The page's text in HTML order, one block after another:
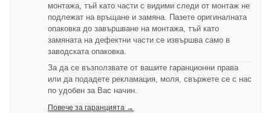
монтажа, тъй като части с видими следи от монтаж не
подлежат на връщане и замяна. Пазете оригиналната
опаковка до завършване на монтажа, тъй като
замяната на дефектни части се извършва само в
заводската опаковка.
За да се възползвате от вашите гаранционни права
или да подадете рекламация, моля, свържете се с нас
по удобен за Вас начин.
Повече за гаранцията →